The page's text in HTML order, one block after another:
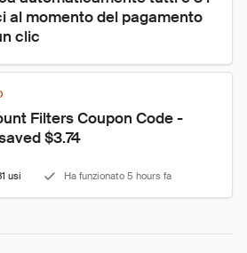
al momento del pagamento
clic
Filters Coupon Code -
$3.74
usi Ha funzionato 5 hours fa